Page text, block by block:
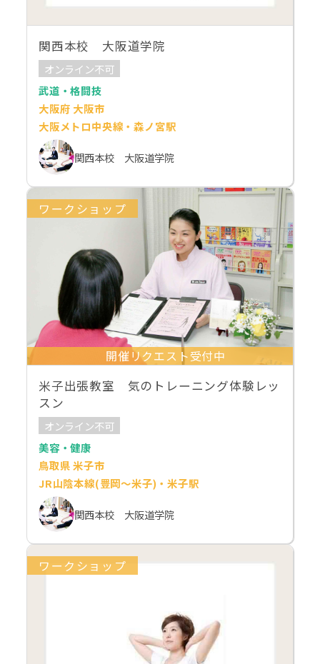
関西本校 大阪道学院
オンライン不可
武道・格闘技
大阪府 大阪市
大阪メトロ中央線・森ノ宮駅
関西本校 大阪道学院
ワークショップ
開催リクエスト受付中
米子出張教室 気のトレーニング体験レッ
スン
オンライン不可
美容・健康
鳥取県 米子市
JR山陰本線(豊岡～米子)・米子駅
関西本校 大阪道学院
ワークショップ